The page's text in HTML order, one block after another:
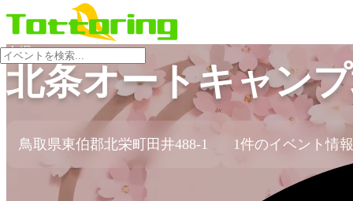
会場
北条オートキャン
鳥取県東伯郡北栄町田井488-1 1件のイベント情報